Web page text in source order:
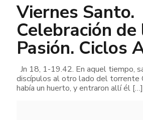
Viernes Santo.
Celebración de
Pasión. Ciclos
Jn 18, 1-19.42. En aquel tiempo,
discípulos al otro lado del torrente
había un huerto, y entraron allí él […]